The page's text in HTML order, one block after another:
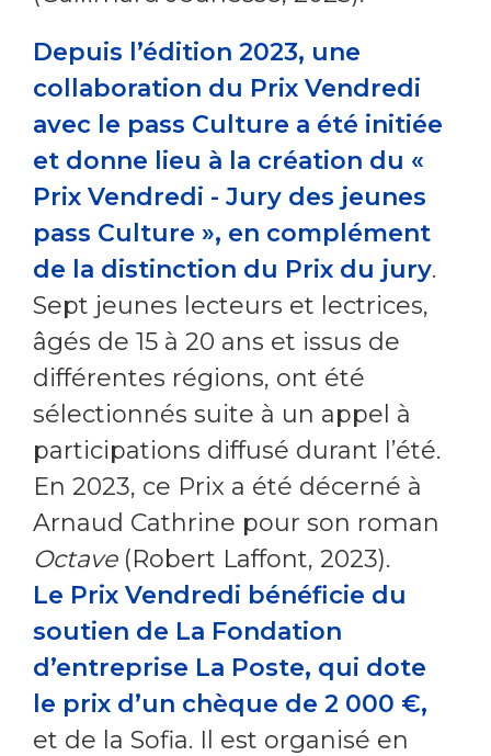
Depuis l’édition 2023, une
collaboration du Prix Vendredi
avec le pass Culture a été initiée
et donne lieu à la création du «
Prix Vendredi - Jury des jeunes
pass Culture », en complément
de la distinction du Prix du jury.
Sept jeunes lecteurs et lectrices,
âgés de 15 à 20 ans et issus de
différentes régions, ont été
sélectionnés suite à un appel à
participations diffusé durant l’été.
En 2023, ce Prix a été décerné à
Arnaud Cathrine pour son roman
Octave(Robert Laffont, 2023).
Le Prix Vendredi bénéficie du
soutien de La Fondation
d’entreprise La Poste, qui dote
le prix d’un chèque de 2 000 €,
et de la Sofia. Il est organisé en